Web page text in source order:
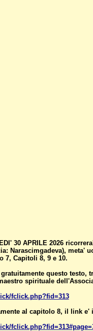
30 APRILE 2026
Narascimgadeva),
7, Capitoli 8, 9 e 10.
questo testo,
spirituale
fclick.php?fid=313
al capitolo 8, il link e'